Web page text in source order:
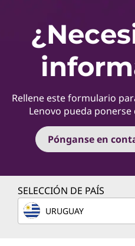
Rellene este formulario
Lenovo pueda
Pónganse en
SELECCIÓN DE PAÍS
URUGUAY